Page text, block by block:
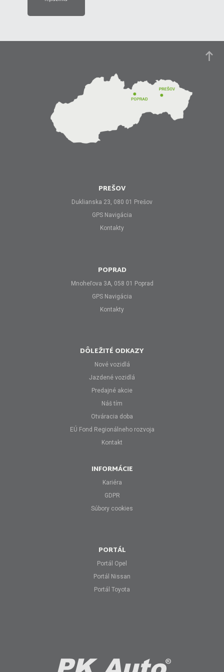
PREŠOV
Duklianska 23, 080 01 Prešov
GPS Navigácia
Kontakty
POPRAD
Mnoheľova 3A, 058 01 Poprad
GPS Navigácia
Kontakty
DÔLEŽITÉ ODKAZY
Nové vozidlá
Jazdené vozidlá
Predajné akcie
Náš tím
Otváracia doba
EÚ Fond Regionálneho rozvoja
Kontakt
INFORMÁCIE
Kariéra
GDPR
Súbory cookies
PORTÁL
Portál Opel
Portál Nissan
Portál Toyota